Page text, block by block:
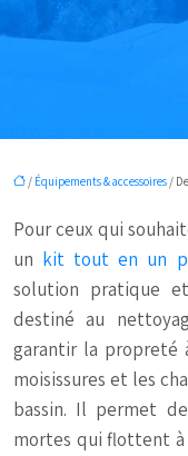
/ Équipements & accessoires /
Pour ceux qui
un kit tout en un
solution pratique
destiné au
garantir la propreté
moisissures et les
bassin. Il permet
mortes qui flottent à